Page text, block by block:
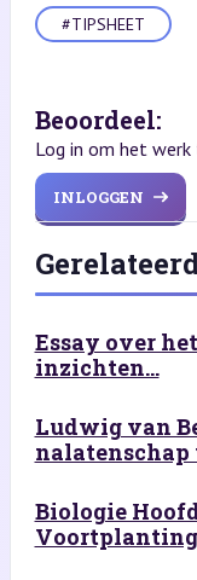
#TIPSHEET
Beoordeel:
Log in om het
INLOGGEN
Essay over
inzichten...
Ludwig van
nalatenschap
Biologie